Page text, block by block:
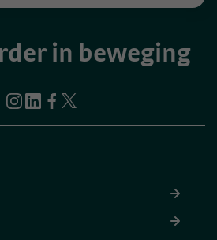
in beweging